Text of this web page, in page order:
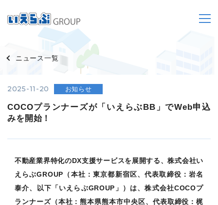
ニュース一覧
2025-11-20 お知らせ
COCOプランナーズが「いえらぶBB」でWeb申込
みを開始！
不動産業界特化のDX支援サービスを展開する、株式会社い
えらぶGROUP（本社：東京都新宿区、代表取締役：岩名
泰介、以下「いえらぶGROUP」）は、株式会社COCOプ
ランナーズ（本社：熊本県熊本市中央区、代表取締役：梶